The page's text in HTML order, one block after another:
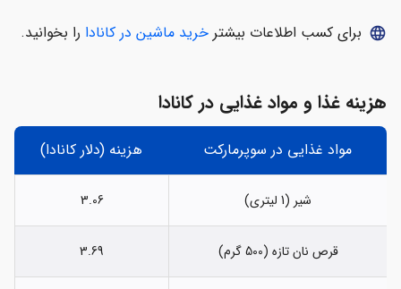
language برای کسب اطلاعات بیشتر خرید ماشین در کانادا را بخوانید.
هزینه غذا و مواد غذایی در کانادا
مواد غذایی در سوپرمارکت هزینه (دلار کانادا)
شیر (1 لیتری) 3.06
قرص نان تازه (500 گرم) 3.69